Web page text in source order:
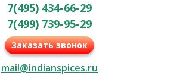
7(495) 434-66-29
7(499) 739-95-29
Заказать звонок
mail@indianspices.ru